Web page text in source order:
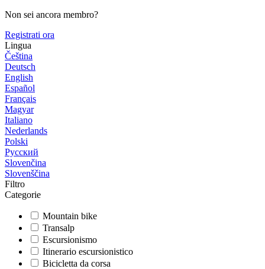
Non sei ancora membro?
Registrati ora
Lingua
Čeština
Deutsch
English
Español
Français
Magyar
Italiano
Nederlands
Polski
Русский
Slovenčina
Slovenščina
Filtro
Categorie
Mountain bike
Transalp
Escursionismo
Itinerario escursionistico
Bicicletta da corsa